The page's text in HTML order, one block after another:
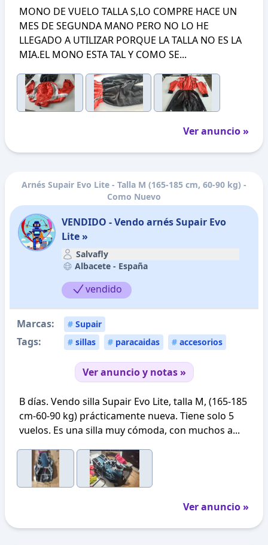
MONO DE VUELO TALLA S,LO COMPRE HACE UN
MES DE SEGUNDA MANO PERO NO LO HE
LLEGADO A UTILIZAR PORQUE LA TALLA NO ES LA
MIA.EL MONO ESTA TAL Y COMO SE...
Ver anuncio »
Arnés Supair Evo Lite - Talla M (165-185 cm, 60-90 kg) -
Como Nuevo
VENDIDO - Vendo arnés Supair Evo
Lite »
Salvafly
Albacete - España
vendido
Marcas: # Supair
Tags: # sillas # paracaidas # accesorios
Ver anuncio y notas »
B días. Vendo silla Supair Evo Lite, talla M, (165-185
cm-60-90 kg) prácticamente nueva. Tiene solo 5
vuelos. Es una silla muy cómoda, con muchos a...
Ver anuncio »